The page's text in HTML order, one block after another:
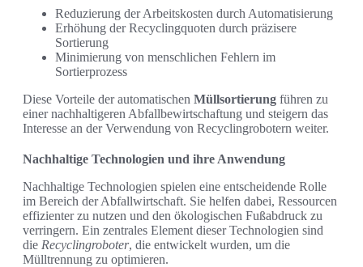
Reduzierung der Arbeitskosten durch Automatisierung
Erhöhung der Recyclingquoten durch präzisere
Sortierung
Minimierung von menschlichen Fehlern im
Sortierprozess
Diese Vorteile der automatischen Müllsortierung führen zu
einer nachhaltigeren Abfallbewirtschaftung und steigern das
Interesse an der Verwendung von Recyclingrobotern weiter.
Nachhaltige Technologien und ihre Anwendung
Nachhaltige Technologien spielen eine entscheidende Rolle
im Bereich der Abfallwirtschaft. Sie helfen dabei, Ressourcen
effizienter zu nutzen und den ökologischen Fußabdruck zu
verringern. Ein zentrales Element dieser Technologien sind
die Recyclingroboter, die entwickelt wurden, um die
Mülltrennung zu optimieren.